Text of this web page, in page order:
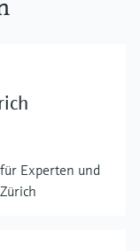
Experten und